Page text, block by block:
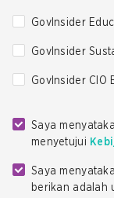
GovInsider
GovInsider
GovInsider CIO
Saya
menyetujui
Saya
berikan adalah